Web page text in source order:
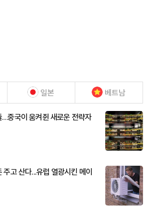
일본 베트남
중국이 움켜쥔 새로운 전략자
고 산다...유럽 열광시킨 메이